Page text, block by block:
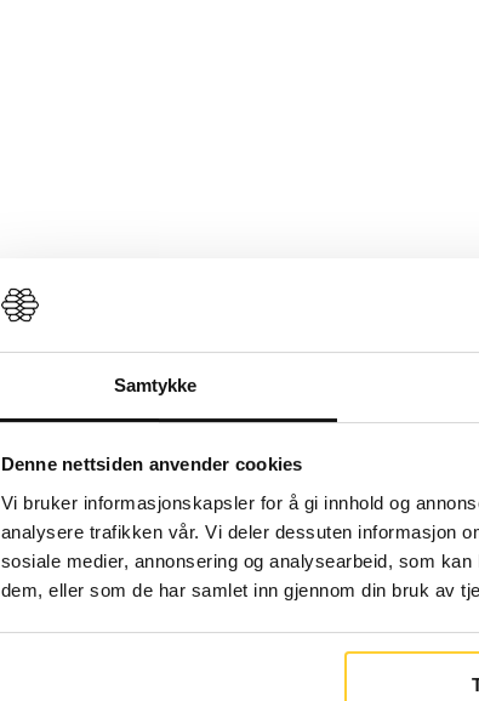
Samtykke
Denne nettsiden anvender cookies
Vi bruker informasjonskapsler for å gi innhold og
analysere trafikken vår. Vi deler dessuten informasjon
sosiale medier, annonsering og analysearbeid, som
dem, eller som de har samlet inn gjennom din bruk av